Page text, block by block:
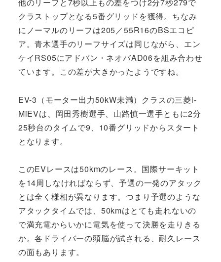
クラストップとなる5番グリッドを獲得。ちなみ
にノーマルのリーフは205／55R16のBSエコピ
ア。青木選手のリーフサイズは同じながら、エン
ケイRS05にアドバン・ネオバAD06を組み合わせ
ています。この差が大きかったようですね。
EV-3（モーター出力50kW未満）クラスの三菱i-
MiEVは、岡田秀樹選手、山路慎一選手ともに2分
25秒台のタイムで9、10番グリッドからスタート
となります。
このEVレースは50kmのレース。国際サーキット
を14周しなければならず、予選の一発のアタック
とは全く様相が異なります。つまり予選のような
アタックタイムでは、50kmはとても走れないの
で満充電からいかに電気を使って決勝を走りきる
か。各ドライバーの頭脳が試される、耐久レース
の面もあります。